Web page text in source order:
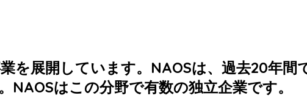
を展開しています。NAOSは、過去20年間
はこの分野で有数の独立企業です。